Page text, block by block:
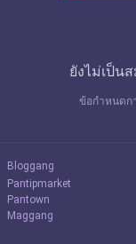
ยังไม่เป็น
ข้อกำหนดก
Bloggang
Pantipmarket
Pantown
Maggang